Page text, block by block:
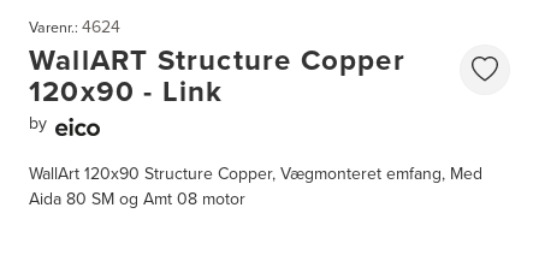
Varenr.: 4624
WallART Structure Copper
120x90 - Link
by
WallArt 120x90 Structure Copper, Vægmonteret emfang, Med
Aida 80 SM og Amt 08 motor